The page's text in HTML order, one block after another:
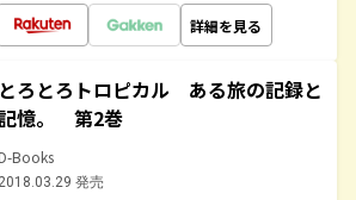
詳細を見る
とろとろトロピカル ある旅の記録と
憶。 第2巻
Books
2018.03.29 発売